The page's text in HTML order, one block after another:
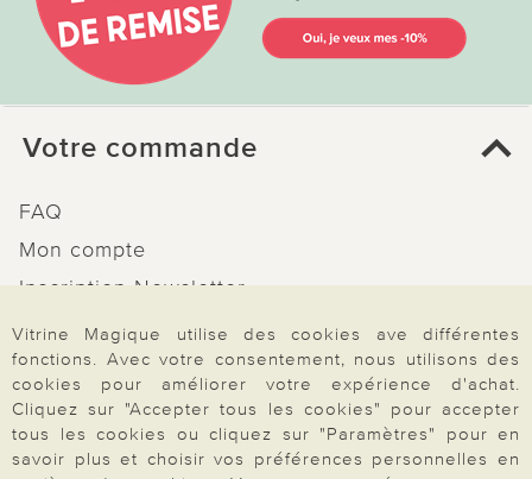
Votre commande
FAQ
Mon compte
Inscription Newsletter
Demande de catalogue
Données personnelles
Droit de rétractation
Rétractation
Vitrine Magique utilise des cookies ave différentes
fonctions. Avec votre consentement, nous utilisons des
cookies pour améliorer votre expérience d'achat.
Cliquez sur "Accepter tous les cookies" pour accepter
tous les cookies ou cliquez sur "Paramètres" pour en
savoir plus et choisir vos préférences personnelles en